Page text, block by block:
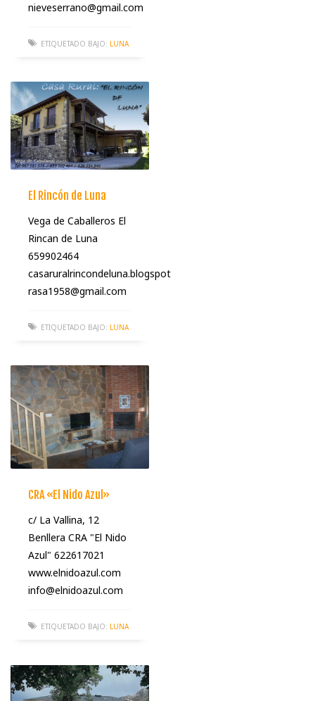
nieveserrano@gmail.com
ETIQUETADO BAJO: LUNA
El Rincón de Luna
Vega de Caballeros El
Rincan de Luna
659902464
casaruralrincondeluna.blogspot
rasa1958@gmail.com
ETIQUETADO BAJO: LUNA
CRA «El Nido Azul»
c/ La Vallina, 12
Benllera CRA "El Nido
Azul" 622617021
www.elnidoazul.com
info@elnidoazul.com
ETIQUETADO BAJO: LUNA